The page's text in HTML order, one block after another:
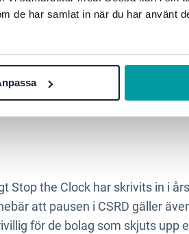
de har samlat in när du har använt
ESRS-standarder. Det
57 %. Förslaget är ute på
och lämnas vidare till EU-
mycket kan ändras på vägen.
Stop the C lock har skrivits in i
att pausen i CSRD gäller
för de bolag som skjuts upp